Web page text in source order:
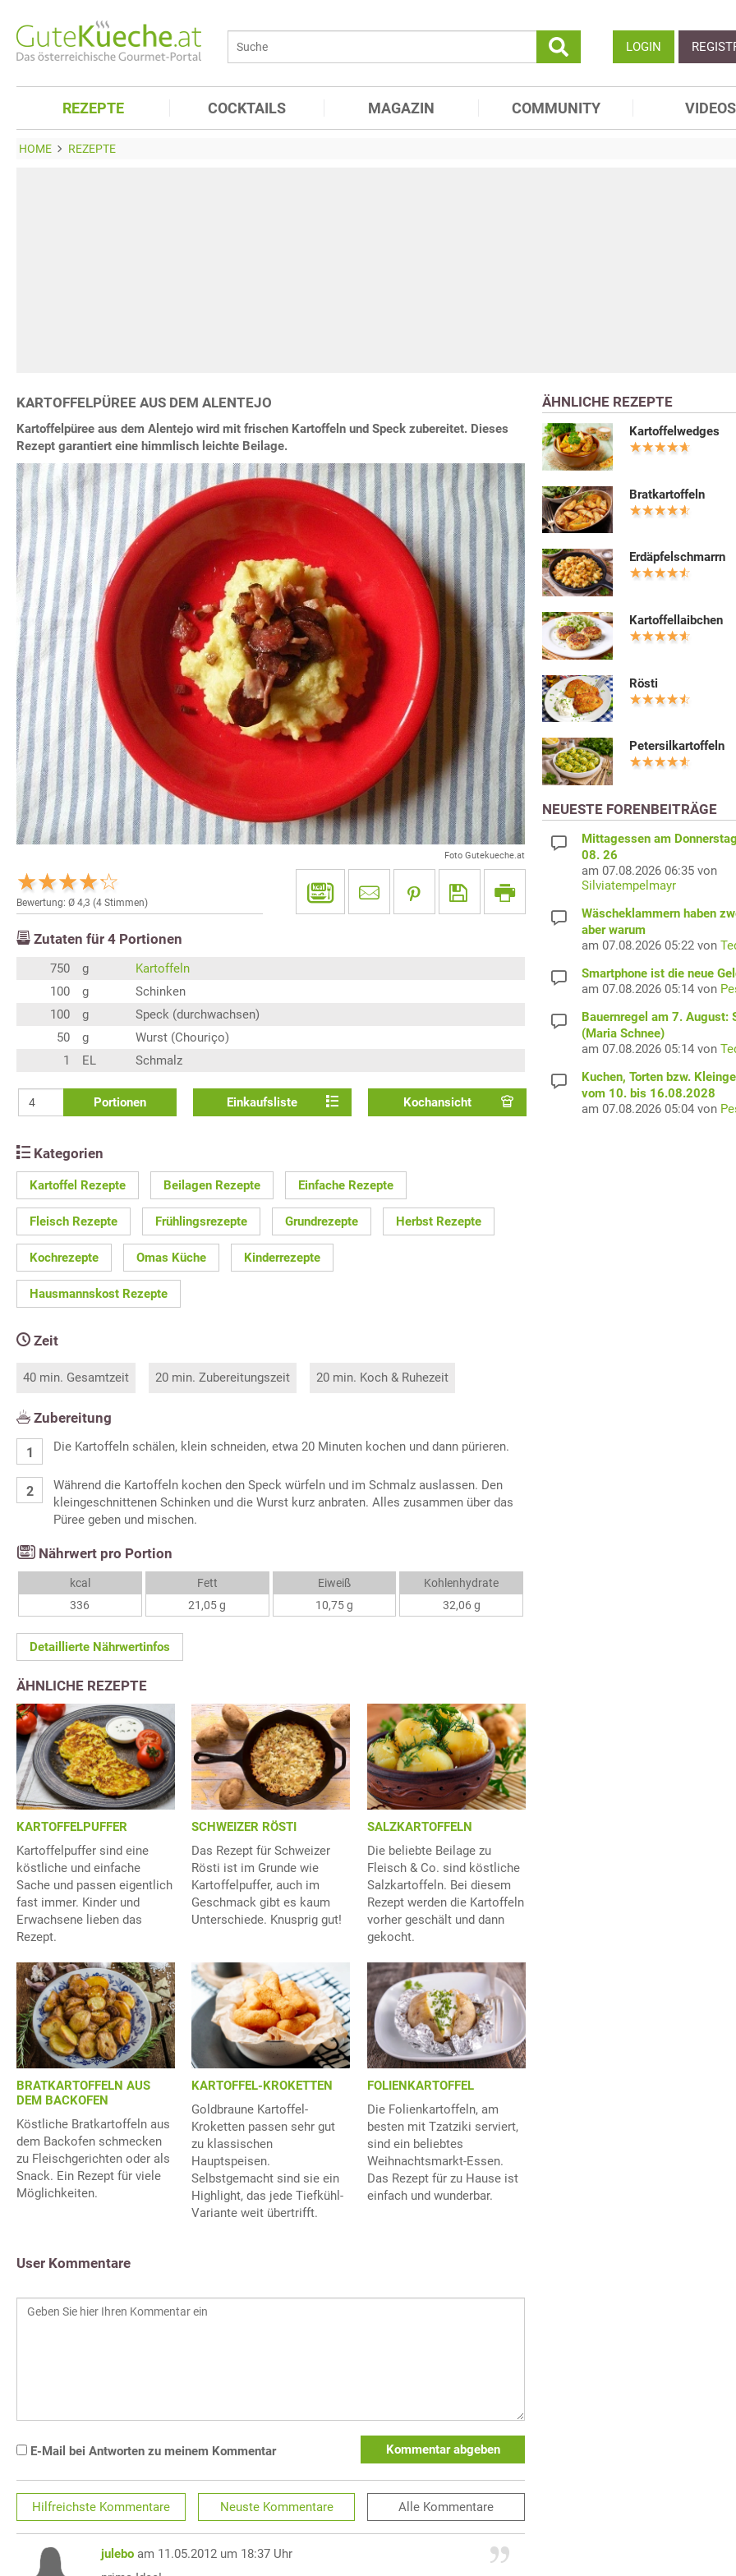
LOGIN
REZEPTE COCKTAILS MAGAZIN COMMUNITY VIDEOS
HOME REZEPTE
KARTOFFELPÜREE AUS DEM ALENTEJO
Kartoffelpüree aus dem Alentejo wird mit frischen Kartoffeln und Speck zubereitet. Dieses
Rezept garantiert eine himmlisch leichte Beilage.
Foto Gutekueche.at
Bewertung: Ø 4,3 (4 Stimmen)
Zutaten für 4 Portionen
750 g
Kartoffeln
100
g
Schinken
100
g
Speck (durchwachsen)
50
g
Wurst (Chouriço)
1
EL Schmalz
Portionen Einkaufsliste Kochansicht
Kategorien
Kartoffel Rezepte Beilagen Rezepte Einfache Rezepte
Fleisch Rezepte Frühlingsrezepte Grundrezepte Herbst Rezepte
Kochrezepte Omas Küche Kinderrezepte
Hausmannskost Rezepte
Zeit
40 min. Gesamtzeit 20 min. Zubereitungszeit 20 min. Koch & Ruhezeit
Zubereitung
Die Kartoffeln schälen, klein schneiden, etwa 20 Minuten kochen und dann pürieren.
Während die Kartoffeln kochen den Speck würfeln und im Schmalz auslassen. Den
kleingeschnittenen Schinken und die Wurst kurz anbraten. Alles zusammen über das
Püree geben und mischen.
Nährwert pro Portion
kcal
336
Fett
21,05 g
Eiweiß
10,75 g
Kohlenhydrate
32,06 g
Detaillierte Nährwertinfos
ÄHNLICHE REZEPTE
KARTOFFELPUFFER
Kartoffelpuffer sind eine
köstliche und einfache
Sache und passen eigentlich
fast immer. Kinder und
Erwachsene lieben das
Rezept.
SCHWEIZER RÖSTI
Das Rezept für Schweizer
Rösti ist im Grunde wie
Kartoffelpuffer, auch im
Geschmack gibt es kaum
Unterschiede. Knusprig gut!
SALZKARTOFFELN
Die beliebte Beilage zu
Fleisch & Co. sind köstliche
Salzkartoffeln. Bei diesem
Rezept werden die Kartoffeln
vorher geschält und dann
gekocht.
BRATKARTOFFELN AUS
DEM BACKOFEN
Köstliche Bratkartoffeln aus
dem Backofen schmecken
zu Fleischgerichten oder als
Snack. Ein Rezept für viele
Möglichkeiten.
KARTOFFEL-KROKETTEN
Goldbraune Kartoffel-
Kroketten passen sehr gut
zu klassischen
Hauptspeisen.
Selbstgemacht sind sie ein
Highlight, das jede Tiefkühl-
Variante weit übertrifft.
FOLIENKARTOFFEL
Die Folienkartoffeln, am
besten mit Tzatziki serviert,
sind ein beliebtes
Weihnachtsmarkt-Essen.
Das Rezept für zu Hause ist
einfach und wunderbar.
User Kommentare
E-Mail bei Antworten zu meinem Kommentar Kommentar abgeben
Hilfreichste Kommentare Neuste Kommentare Alle Kommentare
julebo am 11.05.2012 um 18:37 Uhr
ÄHNLICHE REZEPTE
Kartoffelwedges
Bratkartoffeln
Erdäpfelschmarrn
Kartoffellaibchen
Rösti
Petersilkartoffeln
NEUESTE FORENBEITRÄGE
Mittagessen am
08. 26
am 07.08.2026 06:35 von
Silviatempelmayr
Wäscheklammern haben
aber warum
am 07.08.2026 05:22 von
Smartphone ist die neue
am 07.08.2026 05:14 von
Bauernregel am 7. August:
(Maria Schnee)
am 07.08.2026 05:14 von
Kuchen, Torten bzw.
vom 10. bis 16.08.2028
am 07.08.2026 05:04 von